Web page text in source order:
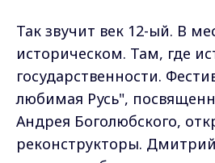
Так звучит век 12-ый. В
историческом. Там, где
государственности.
любимая Русь",
Андрея Боголюбского,
реконструкторы.